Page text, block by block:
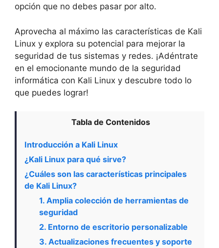
opción que no debes pasar por alto.
Aprovecha al máximo las características de Kali
Linux y explora su potencial para mejorar la
seguridad de tus sistemas y redes. ¡Adéntrate
en el emocionante mundo de la seguridad
informática con Kali Linux y descubre todo lo
que puedes lograr!
Tabla de Contenidos
Introducción a Kali Linux
¿Kali Linux para qué sirve?
¿Cuáles son las características principales
de Kali Linux?
1. Amplia colección de herramientas de
seguridad
2. Entorno de escritorio personalizable
3. Actualizaciones frecuentes y soporte